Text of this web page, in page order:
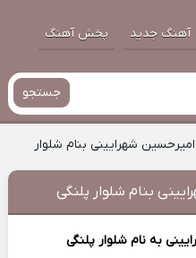
آهنگ جدید پخش آهنگ
جستجو
شهرایینی بنام شلوار
بنام شلوار پلنگی
به نام شلوار پلنگی